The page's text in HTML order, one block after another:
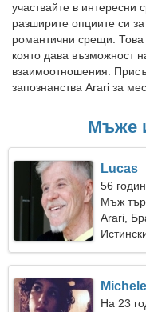
участвайте в интересни
разширите опциите си
романтични срещи. Това
която дава възможност
взаимоотношения.
запознанства Arari за
Мъже
Lucas
56
Мъж
Arari,
Michele
На 23